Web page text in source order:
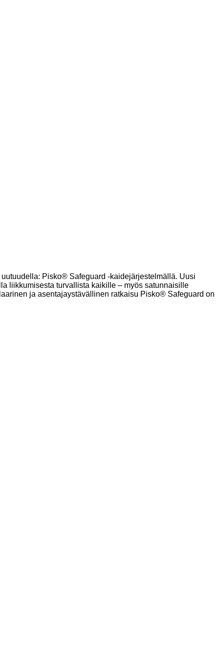
Pisko® Safeguard -kaidejärjestelmällä. Uusi
liikkumisesta turvallista kaikille – myös satunnaisille
ja asentajaystävällinen ratkaisu Pisko® Safeguard on